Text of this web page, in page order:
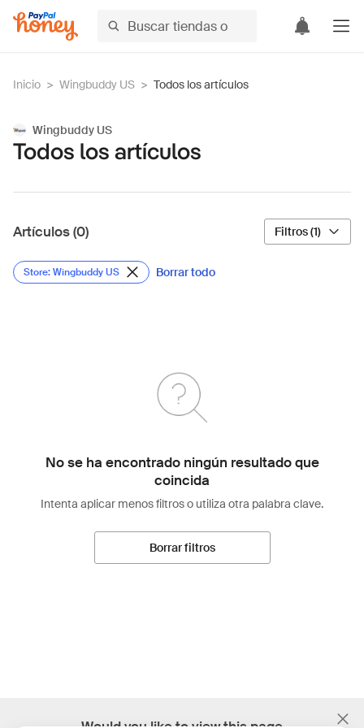
Inicio > Wingbuddy US > Todos los artículos
Wingbuddy US
Todos los artículos
Artículos (0) Filtros (1)
Store: Wingbuddy US Borrar todo
No se ha encontrado ningún resultado que
coincida
Intenta aplicar menos filtros o utiliza otra palabra clave.
Borrar filtros